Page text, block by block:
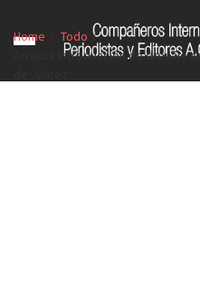
Home
Todo
Arranca introducción de drenaje